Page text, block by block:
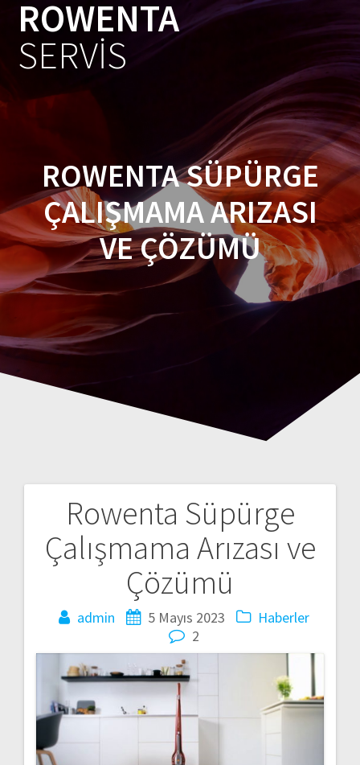
to
ROWENTA
SERVİS
ROWENTA SÜPÜRGE
ÇALIŞMAMA ARIZASI
VE ÇÖZÜMÜ
Rowenta Süpürge
Çalışmama Arızası ve
Çözümü
admin 5 Mayıs 2023
Haberler
2
Yazı
gezinmesi